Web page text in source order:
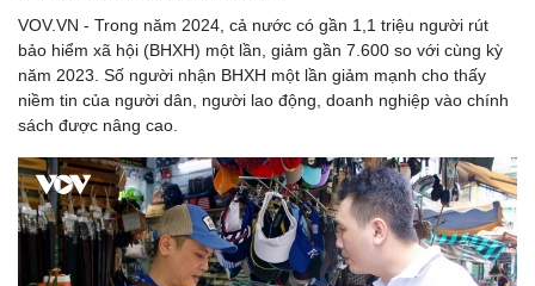
Sức khỏe
Dinh dưỡng - món ngon
Cây thuốc
Sản phụ khoa
Nhi khoa
Đời sống
Nhà đẹp
Blog
Tình yêu - Gia đình
VOV.VN - Trong năm 2024, cả nước có gần 1,1 triệu người rút
bảo hiểm xã hội (BHXH) một lần, giảm gần 7.600 so với cùng kỳ
năm 2023. Số người nhận BHXH một lần giảm mạnh cho thấy
niềm tin của người dân, người lao động, doanh nghiệp vào chính
sách được nâng cao.